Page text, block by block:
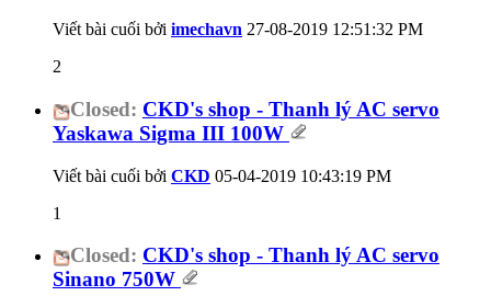
Viết bài cuối bởi imechavn 27-08-2019 12:51:32 PM
2
Closed: CKD's shop - Thanh lý AC servo
Yaskawa Sigma III 100W
Viết bài cuối bởi CKD 05-04-2019 10:43:19 PM
1
Closed: CKD's shop - Thanh lý AC servo
Sinano 750W